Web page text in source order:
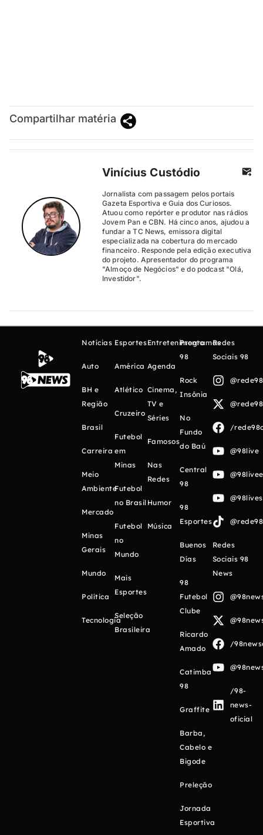
Compartilhar matéria
Vinícius Custódio
Jornalista com passagem pelos portais
Gazeta Esportiva e Guia dos Curiosos.
Atuou como repórter e produtor nas rádios
Jovem Pan e CBN. Há cinco anos, ajudou a
fundar a TC News, emissora digital
especializada na cobertura do mercado
financeiro. Responde pela edição executiva
do projeto. Apresentador do programa
"Almoço de Negócios" e do podcast "Olá,
Investidor".
Notícias
Auto
BH e
Região
Brasil
Carreira
Meio
Ambiente
Mercado
Minas
Gerais
Mundo
Política
Tecnologia
Esportes
América
Atlético
Cruzeiro
Futebol
em
Minas
Futebol
no Brasil
Futebol
no
Mundo
Mais
Esportes
Seleção
Brasileira
Entretenimento
Agenda
Cinema,
TV e
Séries
Famosos
Nas
Redes
Humor
Música
Programas
98
Rock
Insônia
No
Fundo
do Baú
Central
98
98
Esportes
Buenos
Días
98
Futebol
Clube
Ricardo
Amado
Catimba
98
Graffite
Barba,
Cabelo e
Bigode
Preleção
Jornada
Esportiva
Redes
Sociais 98
/
@98live
Redes
Sociais 98
News
/
/98-
news-
oficial